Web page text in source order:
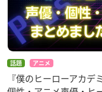
話題 アニメ
『僕のヒーローアカ